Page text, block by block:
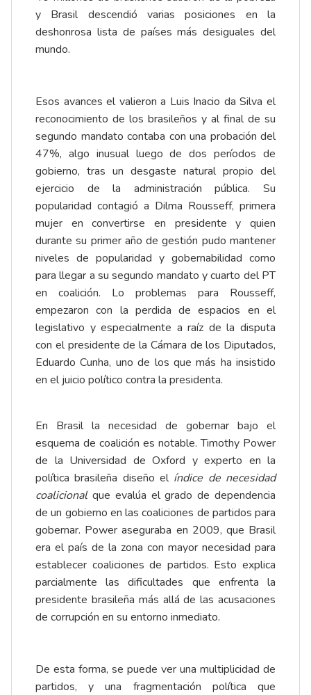
y Brasil descendió varias posiciones en la
deshonrosa lista de países más desiguales del
mundo.
Esos avances el valieron a Luis Inacio da Silva el
reconocimiento de los brasileños y al final de su
segundo mandato contaba con una probación del
47%, algo inusual luego de dos períodos de
gobierno, tras un desgaste natural propio del
ejercicio de la administración pública. Su
popularidad contagió a Dilma Rousseff, primera
mujer en convertirse en presidente y quien
durante su primer año de gestión pudo mantener
niveles de popularidad y gobernabilidad como
para llegar a su segundo mandato y cuarto del PT
en coalición. Lo problemas para Rousseff,
empezaron con la perdida de espacios en el
legislativo y especialmente a raíz de la disputa
con el presidente de la Cámara de los Diputados,
Eduardo Cunha, uno de los que más ha insistido
en el juicio político contra la presidenta.
En Brasil la necesidad de gobernar bajo el
esquema de coalición es notable. Timothy Power
de la Universidad de Oxford y experto en la
política brasileña diseño el índice de necesidad
coalicionalque evalúa el grado de dependencia
de un gobierno en las coaliciones de partidos para
gobernar. Power aseguraba en 2009, que Brasil
era el país de la zona con mayor necesidad para
establecer coaliciones de partidos. Esto explica
parcialmente las dificultades que enfrenta la
presidente brasileña más allá de las acusaciones
de corrupción en su entorno inmediato.
De esta forma, se puede ver una multiplicidad de
partidos, y una fragmentación política que